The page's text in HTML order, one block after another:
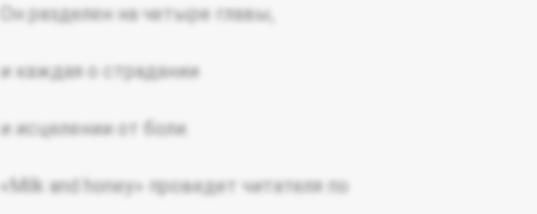
Он разделен на четыре главы,
и каждая о страдании
и исцелении от боли.
«Milk and honey» проведет читателя по